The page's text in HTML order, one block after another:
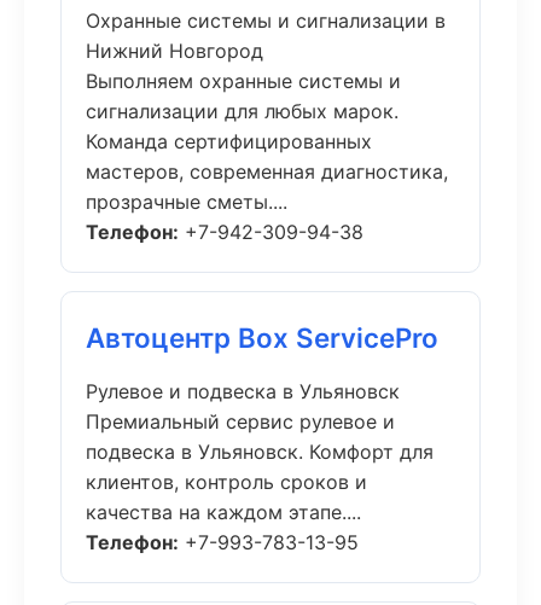
Охранные системы и сигнализации в
Нижний Новгород
Выполняем охранные системы и
сигнализации для любых марок.
Команда сертифицированных
мастеров, современная диагностика,
прозрачные сметы....
Телефон: +7-942-309-94-38
Автоцентр Box ServicePro
Рулевое и подвеска в Ульяновск
Премиальный сервис рулевое и
подвеска в Ульяновск. Комфорт для
клиентов, контроль сроков и
качества на каждом этапе....
Телефон: +7-993-783-13-95